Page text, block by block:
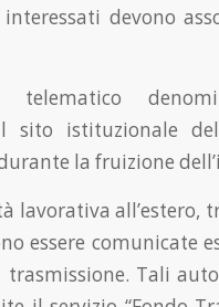
devono
telematico
sito istituzionale
la fruizione
all’estero,
essere comunicate
Tali